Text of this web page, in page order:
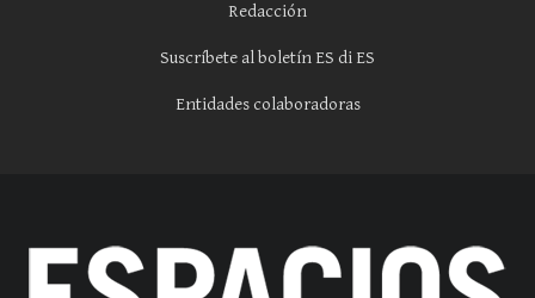
Redacción
Suscríbete al boletín ES di ES
Entidades colaboradoras